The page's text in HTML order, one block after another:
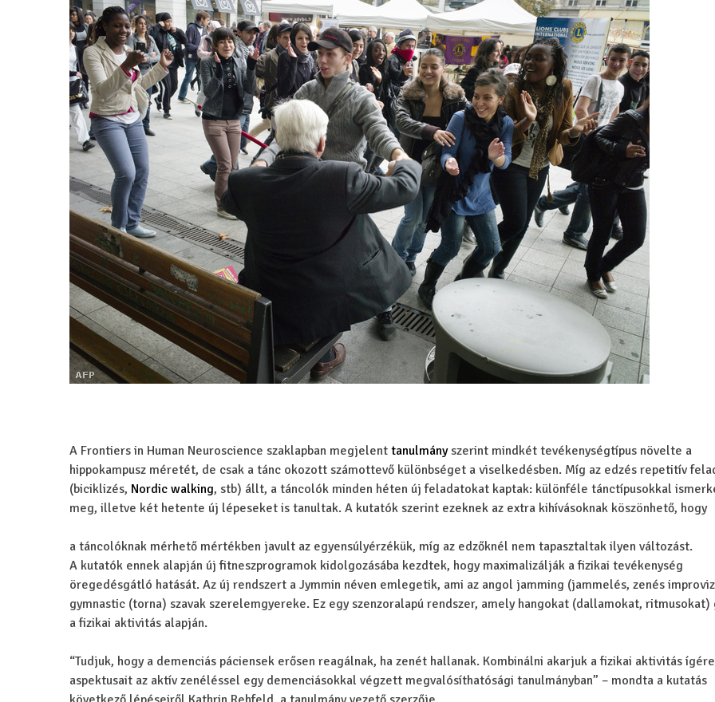
A Frontiers in Human Neuroscience szaklapban megjelent tanulmányszerint mindkét tevékenységtípus növelte a
hippokampusz méretét, de csak a tánc okozott számottevő különbséget a viselkedésben. Míg az edzés repetitív
(biciklizés, Nordic walking, stb) állt, a táncolók minden héten új feladatokat kaptak: különféle tánctípusokkal
meg, illetve két hetente új lépeseket is tanultak. A kutatók szerint ezeknek az extra kihívásoknak köszönhető, hogy
a táncolóknak mérhető mértékben javult az egyensúlyérzékük, míg az edzőknél nem tapasztaltak ilyen változást.
A kutatók ennek alapján új fitneszprogramok kidolgozásába kezdtek, hogy maximalizálják a fizikai tevékenység
öregedésgátló hatását. Az új rendszert a Jymmin néven emlegetik, ami az angol jamming (jammelés, zenés
gymnastic (torna) szavak szerelemgyereke. Ez egy szenzoralapú rendszer, amely hangokat (dallamokat, ritmusokat)
a fizikai aktivitás alapján.
“Tudjuk, hogy a demenciás páciensek erősen reagálnak, ha zenét hallanak. Kombinálni akarjuk a fizikai aktivitás
aspektusait az aktív zenéléssel egy demenciásokkal végzett megvalósíthatósági tanulmányban” – mondta a kutatás